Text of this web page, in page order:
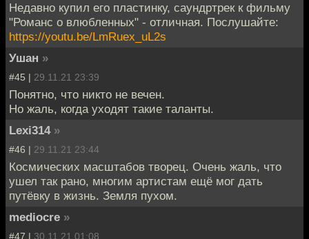
Недавно купил его пластинку, саундртрек к фильму
"Романс о влюбленных" - отличная. Послушайте:
https://youtu.be/LmRuex_uL2s
Ушан »
#45 | 29.11.21 23:39
Понятно, что никто не вечен.
Но жаль, когда уходят такие таланты.
Lexi314 »
#46 | 29.11.21 23:44
Космических масштабов творец. Очень жаль, что
ушел так рано, многим артистам ещё мог дать
путёвку в жизнь. Земля пухом.
mediocre »
#47 | 30.11.21 01:08